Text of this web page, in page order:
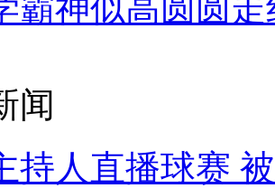
霸神似高圆圆走
闻
持人直播球赛